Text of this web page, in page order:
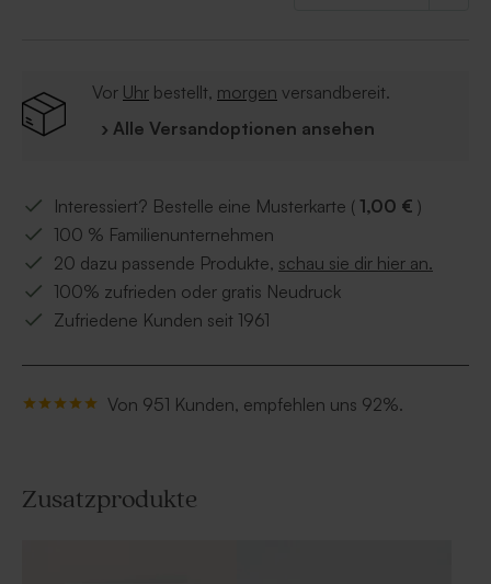
Gastgeschenken, um ein stimmiges Gesamtbild für
deine Kommunion zu schaffen.
Vor Uhr bestellt, morgen versandbereit.
› Alle Versandoptionen ansehen
Interessiert? Bestelle eine Musterkarte ( 1,00 € )
100 % Familienunternehmen
20 dazu passende Produkte, schau sie dir hier an.
100% zufrieden oder gratis Neudruck
Zufriedene Kunden seit 1961
Von 951 Kunden, empfehlen uns 92%.
Zusatzprodukte